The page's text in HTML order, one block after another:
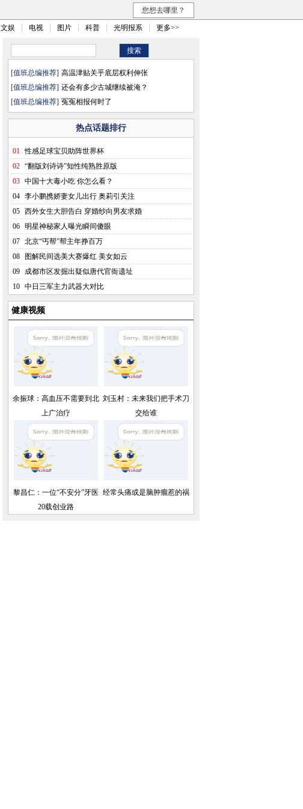
您想去哪里？
文娱 电视 图片 科普 光明报系 更多>>
[值班总编推荐] 高温津贴关乎底层权利伸张
[值班总编推荐] 还会有多少古城继续被淹？
[值班总编推荐] 冤冤相报何时了
热点话题排行
01 性感足球宝贝助阵世界杯
02 “翻版刘诗诗”知性纯熟胜原版
03 中国十大毒小吃 你怎么看？
04 李小鹏携娇妻女儿出行 奥莉引关注
05 西外女生大胆告白 穿婚纱向男友求婚
06 明星神秘家人曝光瞬间傻眼
07 北京“丐帮”帮主年挣百万
08
图解民间选美大赛爆红 美女如云
09
成都市区发掘出疑似唐代官衙遗址
10 中日三军主力武器大对比
健康视频
余振球：高血压不需要到北
上广治疗
刘玉村：未来我们把手术刀
交给谁
黎昌仁：一位“不安分”牙医
20载创业路
经常头痛或是脑肿瘤惹的祸